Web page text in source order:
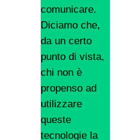
comunicare.
Diciamo che,
da un certo
punto di vista,
chi non è
propenso ad
utilizzare
queste
tecnologie la